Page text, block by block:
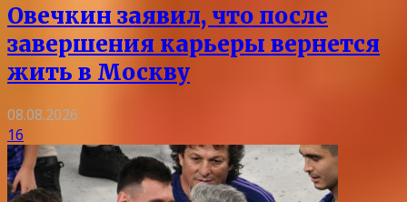
Овечкин заявил, что после
завершения карьеры вернется
жить в Москву
08.08.2026
16